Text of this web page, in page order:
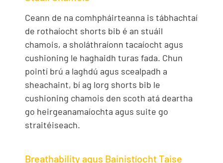
Ceann de na comhpháirteanna is tábhachtaí
de rothaíocht shorts bib é an stuáil
chamois, a sholáthraíonn tacaíocht agus
cushioning le haghaidh turas fada. Chun
pointí brú a laghdú agus scealpadh a
sheachaint, bí ag lorg shorts bib le
cushioning chamois den scoth atá deartha
go heirgeanamaíochta agus suite go
straitéiseach.
Breathability agus Bainistíocht Taise